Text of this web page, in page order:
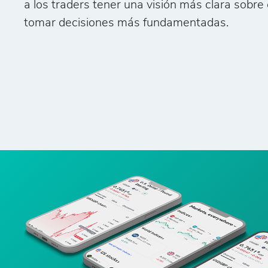
a los traders tener una visión más clara
tomar decisiones más fundamentadas.